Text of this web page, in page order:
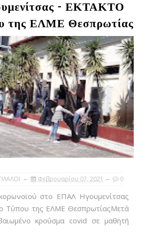
- ΕΚΤΑΚΤΟ
της ΕΛΜΕ Θεσπρωτίας
Φεβρουαρίου 07, 2021 0
στο ΕΠΑΛ Ηγουμενίτσας
Τύπου της ΕΛΜΕ ΘεσπρωτίαςΜετά
κρούσμα covid σε μαθητή